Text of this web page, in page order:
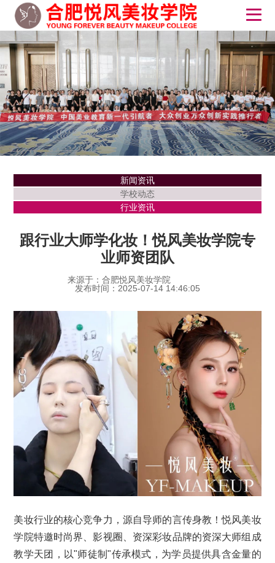
新闻资讯
学校动态
行业资讯
跟行业大师学化妆！悦风美妆学院专
业师资团队
来源于：合肥悦风美妆学院
发布时间：2025-07-14 14:46:05
美妆行业的核心竞争力，源自导师的言传身教！悦风美妆
学院特邀时尚界、影视圈、资深彩妆品牌的资深大师组成
教学天团，以"师徒制"传承模式，为学员提供具含金量的